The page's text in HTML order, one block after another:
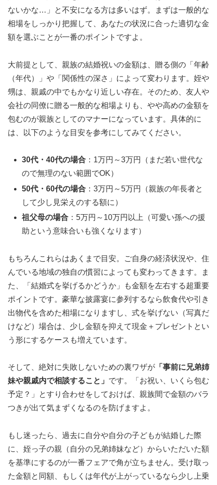
ないかな…」と不安になる方は多いはず。まずは一般的な
相場をしっかり把握して、あなたの状況に合った適切な金
額を選ぶことが一番のポイントですよ。
大前提として、親族の結婚祝いの金額は、贈る側の「年齢
（年代）」や「関係性の深さ」によって変わります。姪や
甥は、親戚の中でもかなり近しい存在。そのため、友人や
会社の同僚に贈る一般的な相場よりも、やや高めの金額を
包むのが親族としてのマナーになっています。具体的に
は、以下のような目安を参考にしてみてください。
30代・40代の場合 ：1万円～3万円（まだ若い世代な
ので無理のない範囲でOK）
50代・60代の場合 ：3万円～5万円（親族の年長者と
して少し見栄えのする額に）
祖父母の場合 ：5万円～10万円以上（可愛い孫への援
助という意味合いも強くなります）
もちろんこれらはあくまで目安。ご自身の経済状況や、住
んでいる地域の独自の慣習によっても変わってきます。ま
た、「結婚式を挙げるかどうか」も金額を左右する超重要
ポイントです。豪華な披露宴に参列するなら飲食代や引き
出物代を含めた相場になりますし、式を挙げない（写真だ
けなど）場合は、少し金額を抑えて現金＋プレゼントとい
う形にするケースも増えています。
そして、絶対に失敗しないための裏ワザが 「事前に兄弟姉
妹や親戚内で相談すること」 です。「お祝い、いくら包む
予定？」とすり合わせをしておけば、親族間で金額のバラ
つきが出て気まずくなるのを防げますよ。
もし迷ったら、過去に自分や自分の子どもが結婚した際
に、姪っ子の親（自分の兄弟姉妹など）からいただいた額
を基準にするのが一番フェアで角が立ちません。受け取っ
た金額と同額、もしくは年代が上がっているなら少し上乗